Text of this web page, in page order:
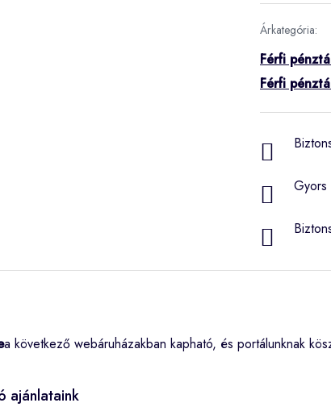
Árkategória:
Férfi
Férfi
Gyors
a következő webáruházakban kapható, és portálunknak
ajánlataink